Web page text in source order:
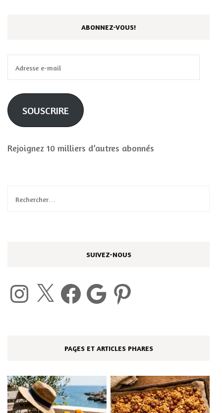
ABONNEZ-VOUS!
e-
mail
SOUSCRIRE
Rejoignez 10 milliers d’autres abonnés
Rechercher :
SUIVEZ-NOUS
Instagram Facebook Google Pinterest
PAGES ET ARTICLES PHARES